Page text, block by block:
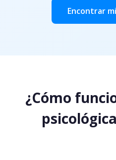
Encontrar
¿Cómo